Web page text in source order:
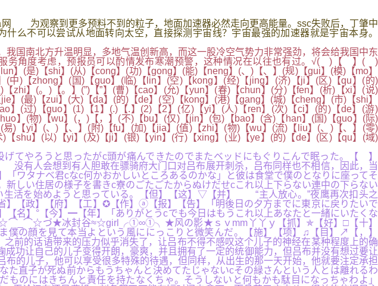
为观察到更多预料不到的粒子，地面加速器必然走向更高能量。ssc失败后，丁肇中
么不可以尝试从地面转向太空，直接探测宇宙线？宇宙最强的加速器就是宇宙本身。
南北方升温明显，多地气温创新高，而这一股冷空气势力非常强劲，将会给我国中东
务角度考虑，预报员可以酌情发布寒潮预警，这种情况在以往也有过。√( )【 】( )
】(是)【shi】(从)【cong】(功)【gong】(能)【neng】(、)【、】(规)【gui】(模)【mo】
)【zhong】(国)【guo】(临)【lin】(空)【kong】(经)【jing】(济)【ji】(区)【qu】(的)
zhi】(。)【。】(”)【”】(曹)【cao】(允)【yun】(春)【chun】(分)【fen】(析)【xi】(说)
】(最)【zui】(大)【da】(的)【de】(空)【kong】(港)【gang】(城)【cheng】(市)【shi】
(过)【guo】(1)【1】(.)【.】(2)【2】(亿)【yi】(人)【ren】(次)【ci】(的)【de】(游)
】(物)【wu】(，)【，】(不)【bu】(仅)【jin】(包)【bao】(含)【han】(国)【guo】(际)
)【yi】(、)【、】(附)【fu】(加)【jia】(值)【zhi】(物)【wu】(流)【liu】(、)【、】(零)
shu】(以)【yi】(及)【ji】(银)【yin】(行)【xing】(业)【ye】(的)【de】(区)【qu】(域)
てやろうと思ったがc頭が痛んできたのでまたベッドにもぐりこんで眠った。【 】
人会想到有人胆敢在骠骑府大门口对吕布展开刺杀，吕布同样也不相信，因此，当
ワタナベ君cなc何かおかしいところあるのかな」と彼は食堂で僕のとなりに座ってそ
しい住居の様子を書きc寮のごたごたからぬけだせcこれ以上下らない連中の下らない
生活を始めようと思っている。【但】【这】▽【并】 “主人放心。”夜鹰再次扣头之
【政】【府】【工】✪【作】ⓐ【报】【告】「明後日の夕方までに東京に戻りたいで
名】°【今】━【年】「ありがとうcでも今日はもうこれ以上あなたと一緒にいたくな
☆⌒_⌒☆づ★冰封谷≈☆girl╭①∞①╮★风の影★ｓｖmm丫丫ｙ【抓】✯【好】□【十】
の顔を見て本当よという風ににっこりと微笑んだ。【施】【项】♫【目】↗【，】
前的话语带来的压力似乎消失了，让吕布不得不感叹这个儿子的神经在某种程度上的确
让自己的儿子变得开朗，豪爽，并且拥有了一定的统御能力，但吕布并没有想过要让
的儿子，他可以享受很多特殊的待遇，但同样，从出生的那一天开始，他就要注定承担
直子が死ぬ前からもうちゃんと決めてたじゃないcその緑さんという人とは離れるわ
のにはきちんと責任を持たなくちゃ。そうしないと何もかも駄目になっちゃわよ」